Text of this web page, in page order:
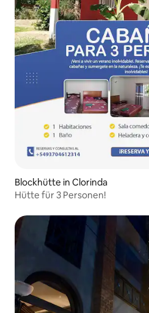
Blockhütte in Clorinda
Hütte für 3 Personen!